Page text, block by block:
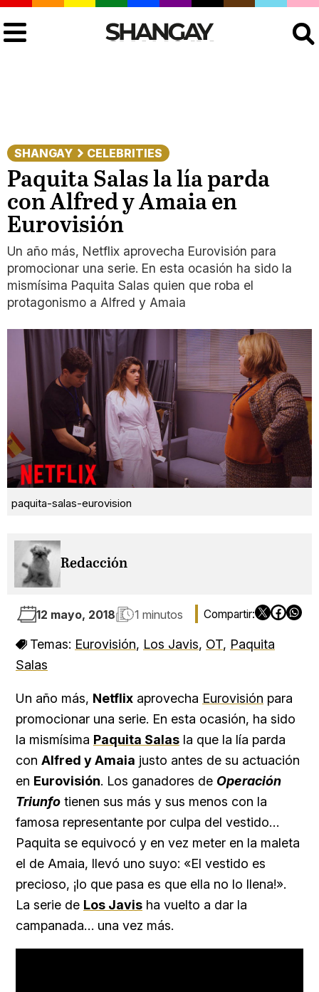
SHANGAY CELEBRITIES
Paquita Salas la lía parda
con Alfred y Amaia en
Eurovisión
Un año más, Netflix aprovecha Eurovisión para
promocionar una serie. En esta ocasión ha sido la
mismísima Paquita Salas quien que roba el
protagonismo a Alfred y Amaia
paquita-salas-eurovision
Redacción
12 mayo, 2018 1 minutos
Temas: Eurovisión, Los Javis, OT, Paquita
Salas
Un año más, Netflix aprovecha Eurovisión para
promocionar una serie. En esta ocasión, ha sido
la mismísima Paquita Salas la que la lía parda
con Alfred y Amaia justo antes de su actuación
en Eurovisión. Los ganadores de Operación
Triunfo tienen sus más y sus menos con la
famosa representante por culpa del vestido…
Paquita se equivocó y en vez meter en la maleta
el de Amaia, llevó uno suyo: «El vestido es
precioso, ¡lo que pasa es que ella no lo llena!».
La serie de Los Javis ha vuelto a dar la
campanada… una vez más.